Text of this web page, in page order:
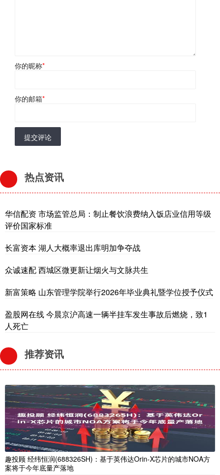
你的昵称*
你的邮箱*
提交评论
热点资讯
华信配资 市场监管总局：制止餐饮浪费纳入饭店业信用等级
评价国家标准
长富资本 湖人大概率退出库明加争夺战
众诚速配 西城区微更新让烟火与文脉共生
新富策略 山东管理学院举行2026年毕业典礼暨学位授予仪式
盈股网在线 今晨京沪高速一辆半挂车发生事故后燃烧，致1
人死亡
推荐资讯
趣投顾 经纬恒润(688326SH)：基于英伟达Orin-X芯片的城市NOA方
案将于今年底量产落地